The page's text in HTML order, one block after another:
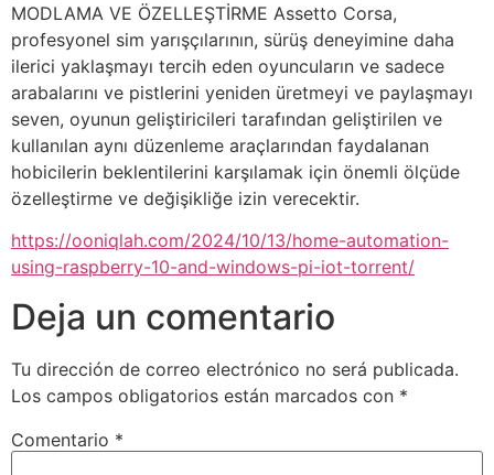
MODLAMA VE ÖZELLEŞTİRME Assetto Corsa,
profesyonel sim yarışçılarının, sürüş deneyimine daha
ilerici yaklaşmayı tercih eden oyuncuların ve sadece
arabalarını ve pistlerini yeniden üretmeyi ve paylaşmayı
seven, oyunun geliştiricileri tarafından geliştirilen ve
kullanılan aynı düzenleme araçlarından faydalanan
hobicilerin beklentilerini karşılamak için önemli ölçüde
özelleştirme ve değişikliğe izin verecektir.
https://ooniqlah.com/2024/10/13/home-automation-
using-raspberry-10-and-windows-pi-iot-torrent/
Deja un comentario
Tu dirección de correo electrónico no será publicada.
Los campos obligatorios están marcados con *
Comentario *